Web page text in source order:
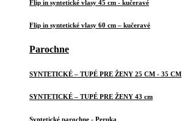
Flip in syntetické vlasy 45 cm - kučeravé
Flip in syntetické vlasy 60 cm – kučeravé
Parochne
SYNTETICKÉ – TUPÉ PRE ŽENY 25 CM - 35 CM
SYNTETICKÉ – TUPÉ PRE ŽENY 43 cm
Syntetické parochne - Peruka